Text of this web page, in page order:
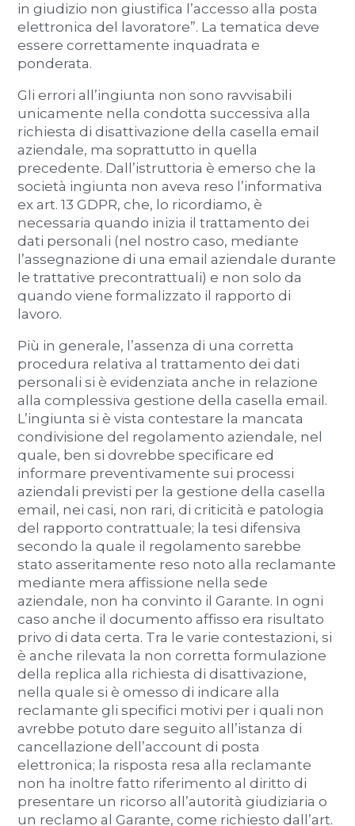
in giudizio non giustifica l’accesso alla posta
elettronica del lavoratore”. La tematica deve
essere correttamente inquadrata e
ponderata.
Gli errori all’ingiunta non sono ravvisabili
unicamente nella condotta successiva alla
richiesta di disattivazione della casella email
aziendale, ma soprattutto in quella
precedente. Dall’istruttoria è emerso che la
società ingiunta non aveva reso l’informativa
ex art. 13 GDPR, che, lo ricordiamo, è
necessaria quando inizia il trattamento dei
dati personali (nel nostro caso, mediante
l’assegnazione di una email aziendale durante
le trattative precontrattuali) e non solo da
quando viene formalizzato il rapporto di
lavoro.
Più in generale, l’assenza di una corretta
procedura relativa al trattamento dei dati
personali si è evidenziata anche in relazione
alla complessiva gestione della casella email.
L’ingiunta si è vista contestare la mancata
condivisione del regolamento aziendale, nel
quale, ben si dovrebbe specificare ed
informare preventivamente sui processi
aziendali previsti per la gestione della casella
email, nei casi, non rari, di criticità e patologia
del rapporto contrattuale; la tesi difensiva
secondo la quale il regolamento sarebbe
stato asseritamente reso noto alla reclamante
mediante mera affissione nella sede
aziendale, non ha convinto il Garante. In ogni
caso anche il documento affisso era risultato
privo di data certa. Tra le varie contestazioni, si
è anche rilevata la non corretta formulazione
della replica alla richiesta di disattivazione,
nella quale si è omesso di indicare alla
reclamante gli specifici motivi per i quali non
avrebbe potuto dare seguito all’istanza di
cancellazione dell’account di posta
elettronica; la risposta resa alla reclamante
non ha inoltre fatto riferimento al diritto di
presentare un ricorso all’autorità giudiziaria o
un reclamo al Garante, come richiesto dall’art.